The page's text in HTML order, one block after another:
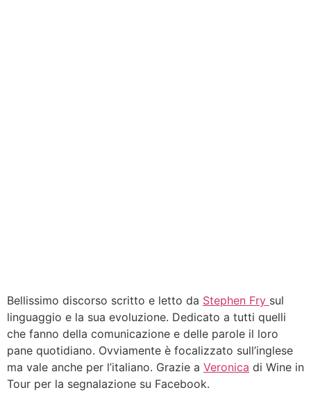
Bellissimo discorso scritto e letto da Stephen Fry sul
linguaggio e la sua evoluzione. Dedicato a tutti quelli
che fanno della comunicazione e delle parole il loro
pane quotidiano. Ovviamente è focalizzato sull’inglese
ma vale anche per l’italiano. Grazie a Veronica di Wine in
Tour per la segnalazione su Facebook.